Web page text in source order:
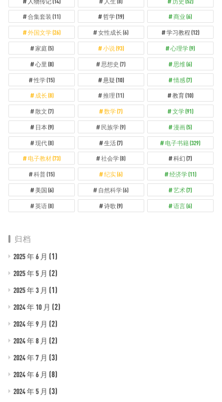
合集套装 (11) 哲学(19) 商业 (6)
外国文学(26) 女性成长 (6) 学习教程 (12)
家庭 (5) 小说(93) 心理学(9)
心里 (8) 思想史 (7) 思维(6)
性学(15) 悬疑 (10) 情感(7)
成长 (8) 推理 (11) 教育(10)
散文 (7) 数学(7) 文学(91)
日本(9) 民族学(9) 漫画(5)
现代 (8) 生活(7) 电子书籍(329)
电子教材(73) 社会学(8) 科幻 (7)
科普(15) 纪实(6) 经济学(11)
美国 (6) 自然科学(6) 艺术(7)
英语(8) 诗歌 (9) 语言(6)
归档
2025 年 6 月 (1)
2025 年 5 月 (2)
2025 年 3 月 (1)
2024 年 10 月 (2)
2024 年 9 月 (2)
2024 年 8 月 (2)
2024 年 7 月 (3)
2024 年 6 月 (8)
2024 年 5 月 (3)